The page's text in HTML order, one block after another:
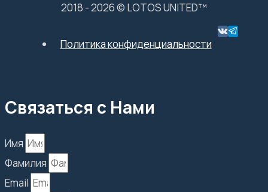
2018 - 2026 © LOTOS UNITED™
Политика конфиденциальности
Связаться с Нами
Имя
Фамилия
Email